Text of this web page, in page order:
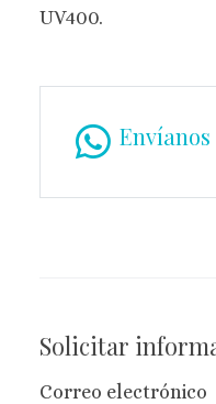
UV400.
Solicitar
Correo electrónico